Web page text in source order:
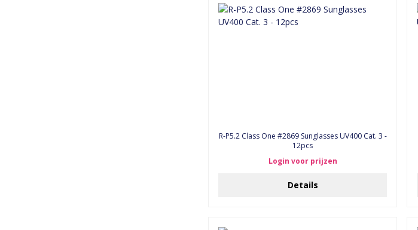
R-P5.2 Class One #2869 Sunglasses UV400 Cat. 3 -
12pcs
Login voor prijzen
Details